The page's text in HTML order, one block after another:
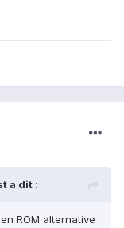
a dit :
ROM alternative